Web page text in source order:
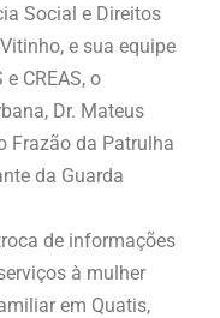
Social e Direitos
e sua equipe
CREAS, o
Dr. Mateus
Frazão da Patrulha
da Guarda
de informações
à mulher
em Quatis,